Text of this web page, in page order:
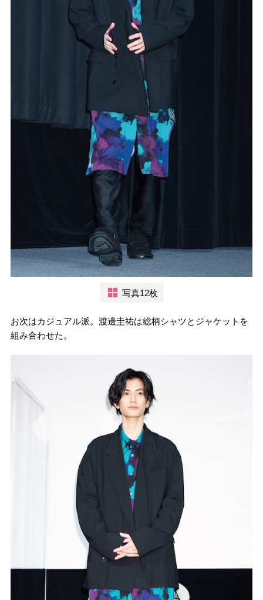
写真12枚
お次はカジュアル派。渡邊圭祐は総柄シャツとジャケットを
組み合わせた。